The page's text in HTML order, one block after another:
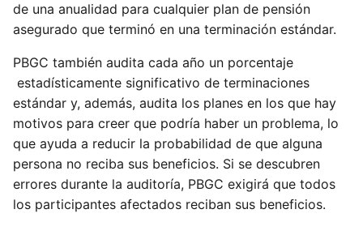
de una anualidad para cualquier plan de pensión
asegurado que terminó en una terminación estándar.
PBGC también audita cada año un porcentaje
estadísticamente significativo de terminaciones
estándar y, además, audita los planes en los que hay
motivos para creer que podría haber un problema, lo
que ayuda a reducir la probabilidad de que alguna
persona no reciba sus beneficios. Si se descubren
errores durante la auditoría, PBGC exigirá que todos
los participantes afectados reciban sus beneficios.